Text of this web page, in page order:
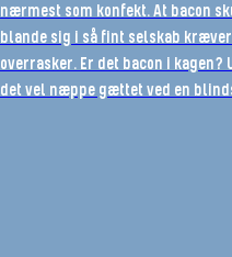
nærmest som konfekt. At bacon
blande sig i så fint selskab
overrasker. Er det bacon i kagen?
det vel næppe gættet ved en